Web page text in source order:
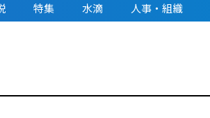
特集 水滴 人事・組織